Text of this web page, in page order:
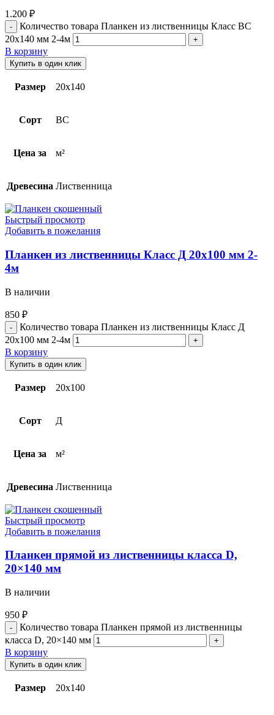
1.200 ₽
Количество товара Планкен из лиственницы Класс ВС
20x140 мм 2-4м
В корзину
Купить в один клик
Размер 20х140
Сорт BC
Цена за м²
Древесина Лиственница
Быстрый просмотр
Добавить в пожелания
Планкен из лиственницы Класс Д 20х100 мм 2-
4м
В наличии
850 ₽
Количество товара Планкен из лиственницы Класс Д
20х100 мм 2-4м
В корзину
Купить в один клик
Размер 20х100
Сорт Д
Цена за м²
Древесина Лиственница
Быстрый просмотр
Добавить в пожелания
Планкен прямой из лиственницы класса D,
20×140 мм
В наличии
950 ₽
Количество товара Планкен прямой из лиственницы
класса D, 20×140 мм
В корзину
Купить в один клик
Размер 20х140